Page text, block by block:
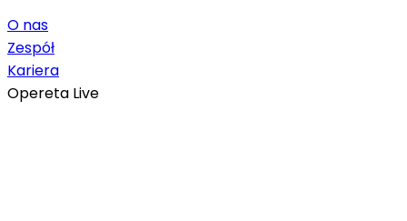
O nas
Zespół
Kariera
Opereta Live